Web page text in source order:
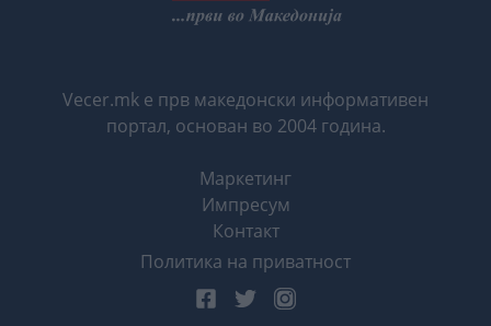
Vecer.mk е прв македонски информативен
портал, основан во 2004 година.
Маркетинг
Импресум
Контакт
Политика на приватност